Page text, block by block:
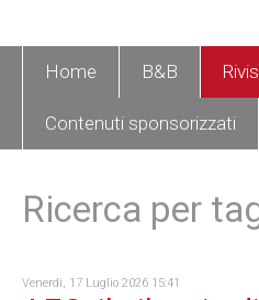
Home B&B
Contenuti sponsorizzati
Ricerca per
Venerdì, 17 Luglio 2026 15:41